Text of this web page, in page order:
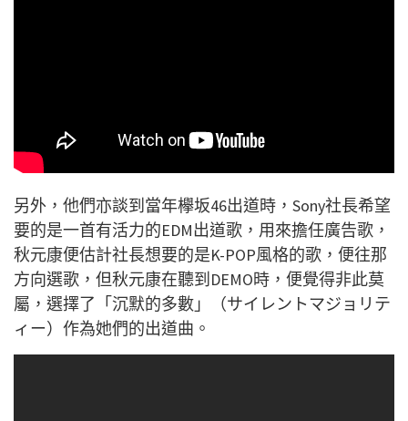
另外，他們亦談到當年欅坂46出道時，Sony社長希望
要的是一首有活力的EDM出道歌，用來擔任廣告歌，
秋元康便估計社長想要的是K-POP風格的歌，便往那
方向選歌，但秋元康在聽到DEMO時，便覺得非此莫
屬，選擇了「沉默的多數」（サイレントマジョリテ
ィー）作為她們的出道曲。